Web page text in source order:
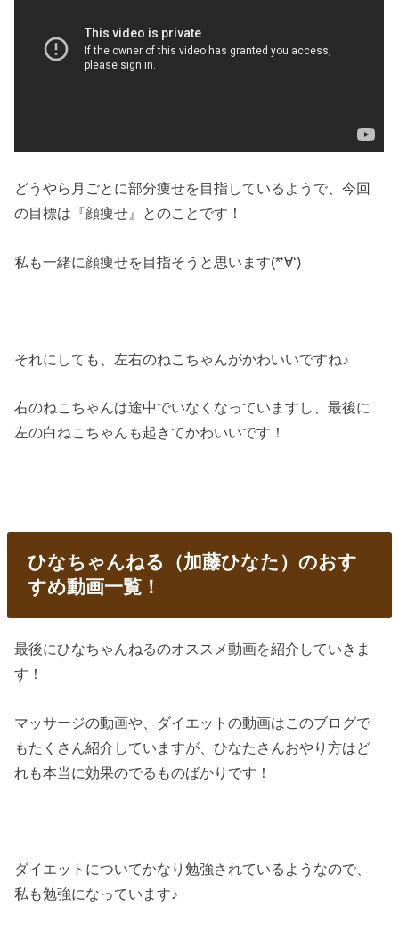
どうやら月ごとに部分痩せを目指しているようで、今回
の目標は『顔痩せ』とのことです！
私も一緒に顔痩せを目指そうと思います(*‘∀‘)
それにしても、左右のねこちゃんがかわいいですね♪
右のねこちゃんは途中でいなくなっていますし、最後に
左の白ねこちゃんも起きてかわいいです！
ひなちゃんねる（加藤ひなた）のおす
すめ動画一覧！
最後にひなちゃんねるのオススメ動画を紹介していきま
す！
マッサージの動画や、ダイエットの動画はこのブログで
もたくさん紹介していますが、ひなたさんおやり方はど
れも本当に効果のでるものばかりです！
ダイエットについてかなり勉強されているようなので、
私も勉強になっています♪